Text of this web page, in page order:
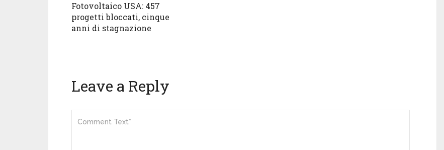
Fotovoltaico USA: 457
progetti bloccati, cinque
anni di stagnazione
Leave a Reply